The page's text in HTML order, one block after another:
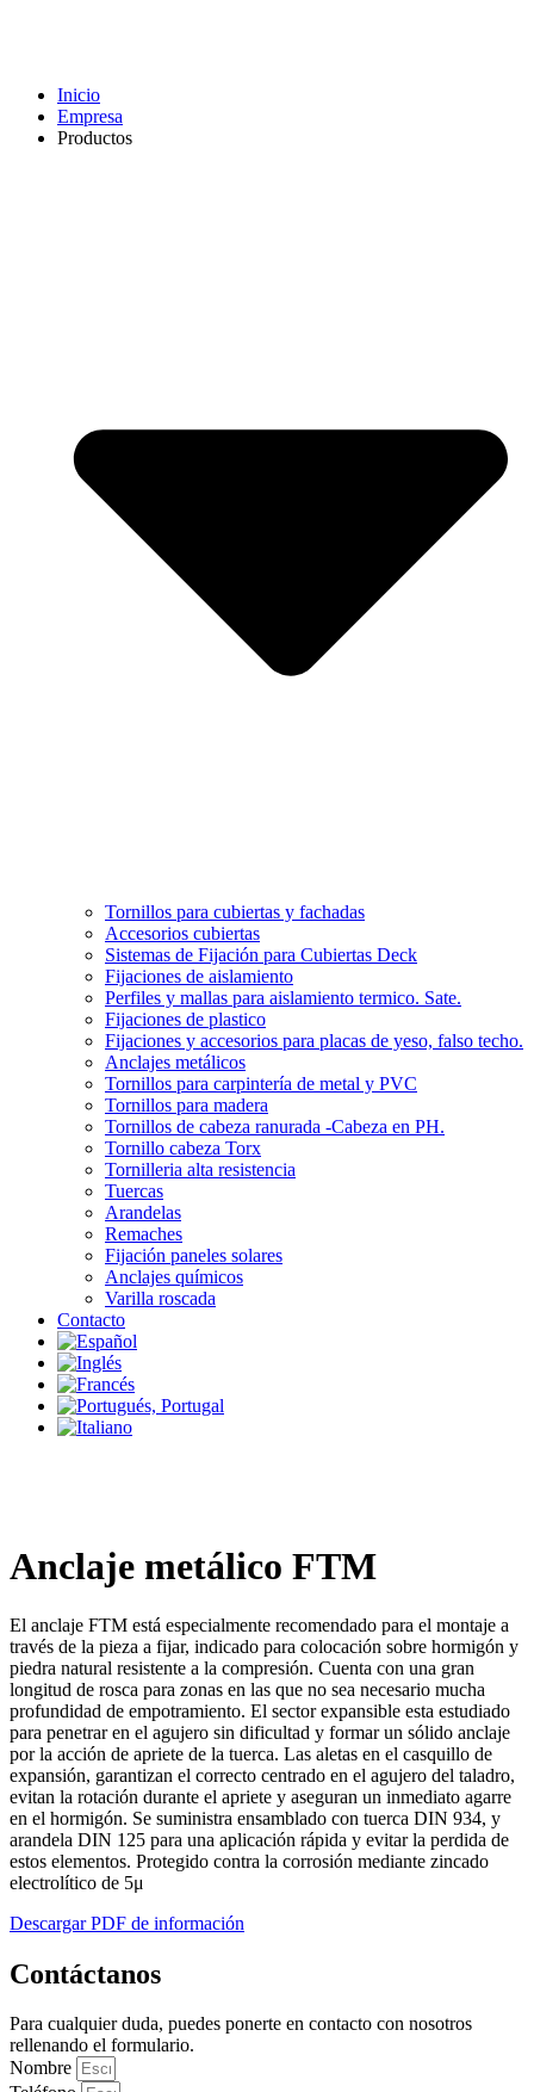
Inicio
Empresa
Productos
Tornillos para cubiertas y fachadas
Accesorios cubiertas
Sistemas de Fijación para Cubiertas Deck
Fijaciones de aislamiento
Perfiles y mallas para aislamiento termico. Sate.
Fijaciones de plastico
Fijaciones y accesorios para placas de yeso, falso techo.
Anclajes metálicos
Tornillos para carpintería de metal y PVC
Tornillos para madera
Tornillos de cabeza ranurada -Cabeza en PH.
Tornillo cabeza Torx
Tornilleria alta resistencia
Tuercas
Arandelas
Remaches
Fijación paneles solares
Anclajes químicos
Varilla roscada
Contacto
Anclaje metálico FTM
El anclaje FTM está especialmente recomendado para el montaje a
través de la pieza a fijar, indicado para colocación sobre hormigón y
piedra natural resistente a la compresión. Cuenta con una gran
longitud de rosca para zonas en las que no sea necesario mucha
profundidad de empotramiento. El sector expansible esta estudiado
para penetrar en el agujero sin dificultad y formar un sólido anclaje
por la acción de apriete de la tuerca. Las aletas en el casquillo de
expansión, garantizan el correcto centrado en el agujero del taladro,
evitan la rotación durante el apriete y aseguran un inmediato agarre
en el hormigón. Se suministra ensamblado con tuerca DIN 934, y
arandela DIN 125 para una aplicación rápida y evitar la perdida de
estos elementos. Protegido contra la corrosión mediante zincado
electrolítico de 5μ
Descargar PDF de información
Contáctanos
Para cualquier duda, puedes ponerte en contacto con nosotros
rellenando el formulario.
Nombre